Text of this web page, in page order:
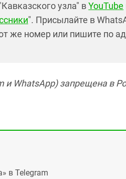
узла" вYouTube
". Присылайте в
же номер или пишите по
и WhatsApp) запрещена в
в Telegram